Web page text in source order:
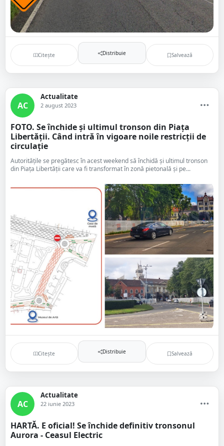
Citește Distribuie Salvează
AC
Actualitate
2 august 2023
FOTO. Se închide și ultimul tronson din Piața
Libertății. Când intră în vigoare noile restricții de
circulație
Autoritățile se pregătesc în acest weekend să închidă și ultimul tronson
din Piața Libertății care va fi transformat în zonă pietonală și pe...
Citește Distribuie Salvează
AC
Actualitate
22 iunie 2023
HARTĂ. E oficial! Se închide definitiv tronsonul
Aurora - Ceasul Electric